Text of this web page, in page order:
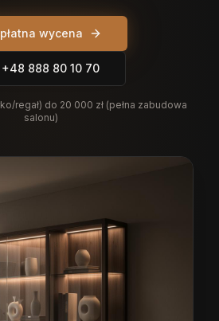
wycena
+48 888 80 10 70
regał) do 20 000 zł (pełna zabudowa
salonu)